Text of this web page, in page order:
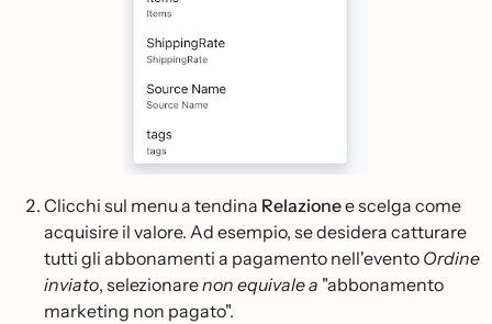
Clicchi sul menu a tendina Relazionee scelga come
acquisire il valore. Ad esempio, se desidera catturare
tutti gli abbonamenti a pagamento nell'evento Ordine
inviato, selezionarenon equivale a "abbonamento
marketing non pagato".